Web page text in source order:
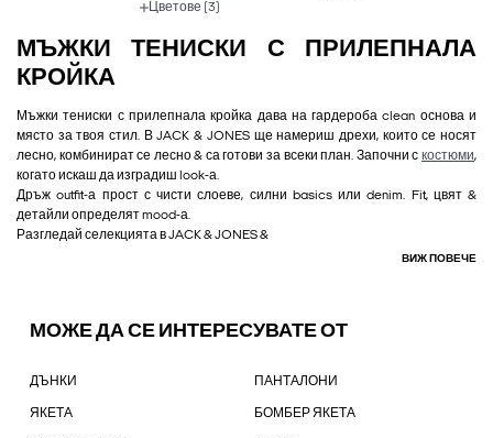
Цветове (3)
МЪЖКИ ТЕНИСКИ С ПРИЛЕПНАЛА
КРОЙКА
Мъжки тениски с прилепнала кройка дава на гардероба clean основа и
място за твоя стил. В JACK & JONES ще намериш дрехи, които се носят
лесно, комбинират се лесно & са готови за всеки план. Започни с костюми,
когато искаш да изградиш look-а.
Дръж outfit-а прост с чисти слоеве, силни basics или denim. Fit, цвят &
детайли определят mood-а.
Разгледай селекцията в JACK & JONES &
ВИЖ ПОВЕЧЕ
МОЖЕ ДА СЕ ИНТЕРЕСУВАТЕ ОТ
ДЪНКИ ПАНТАЛОНИ
ЯКЕТА БОМБЕР ЯКЕТА